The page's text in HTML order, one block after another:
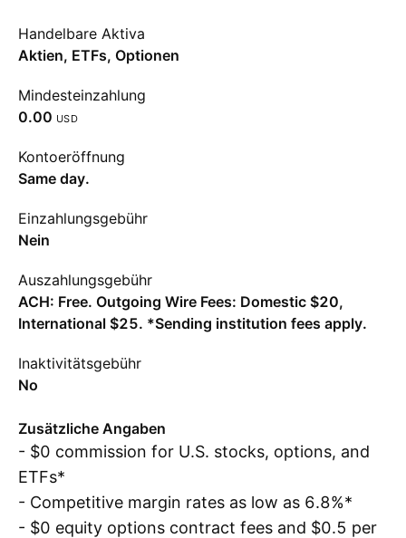
Handelbare Aktiva
Aktien, ETFs, Optionen
Mindesteinzahlung
0.00 USD
Kontoeröffnung
Same day.
Einzahlungsgebühr
Nein
Auszahlungsgebühr
ACH: Free. Outgoing Wire Fees: Domestic $20,
International $25. *Sending institution fees apply.
Inaktivitätsgebühr
No
Zusätzliche Angaben
- $0 commission for U.S. stocks, options, and
ETFs*
- Competitive margin rates as low as 6.8%*
- $0 equity options contract fees and $0.5 per